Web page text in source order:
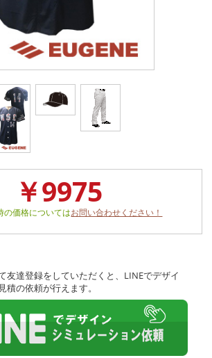
￥9975
の価格についてはお問い合わせください！
友達登録をしていただくと、LINEでデザイ
積の依頼が行えます。